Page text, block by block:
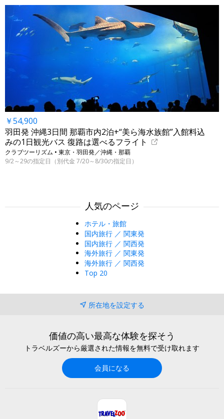
￥54,900
羽田発 沖縄3日間 那覇市内2泊+“美ら海水族館”入館料込
みの1日観光バス 復路は選べるフライト
クラブツーリズム • 東京・羽田発／沖縄・那覇
9/2～29の指定日（別代金 7/20～8/30の指定日）
人気のページ
ホテル・旅館
国内旅行 ／ 関東発
国内旅行 ／ 関西発
海外旅行 ／ 関東発
海外旅行 ／ 関西発
Top 20
所在地を設定する
価値の高い最高な体験を探そう
トラベルズーから厳選された情報を無料で受け取れます
会員になる